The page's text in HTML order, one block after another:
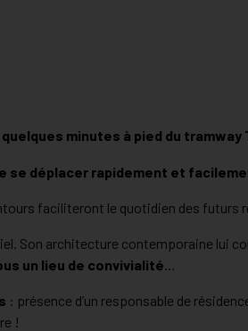
quelques minutes à pied du
se déplacer rapidement et
faciliteront le quotidien des futurs
Son architecture contemporaine lui
un lieu de convivialité
: présence d’un responsable de
!